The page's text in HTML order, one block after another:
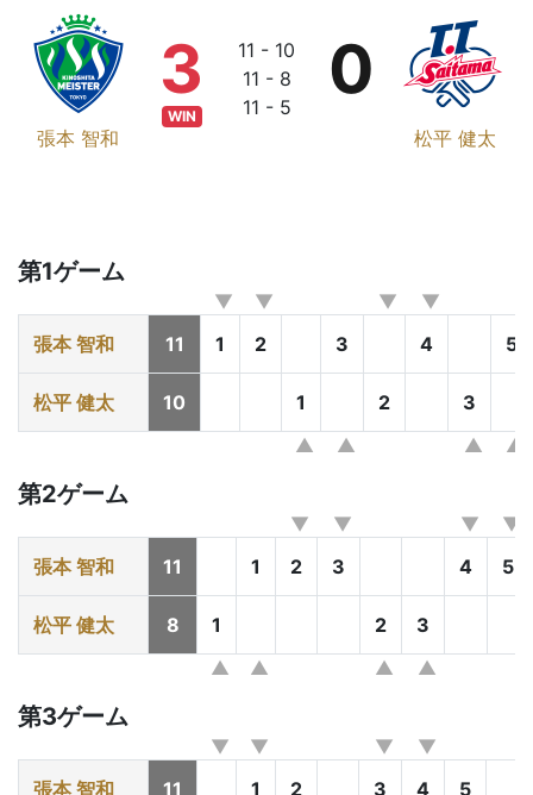
張本 智和
3
WIN
11 - 10
11 - 8
11 - 5
松平 健太
0
第1ゲーム
張本 智和 11 1 2 3 4 5
松平 健太 10 1 2 3
第2ゲーム
張本 智和 11 1 2 3 4 5
松平 健太 8 1 2 3
第3ゲーム
張本 智和 11 1 2 3 4 5